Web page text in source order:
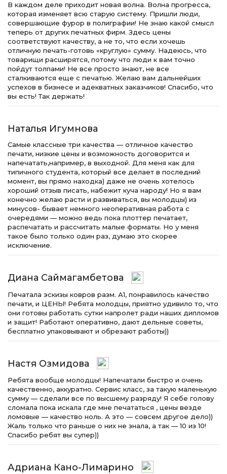
В каждом деле приходит новая волна. Волна прогресса,
которая изменяет всю старую систему. Пришли люди,
совершающие фурор в полиграфии! Не знаю какой смысл
теперь от других печатных фирм. Здесь цены
соответствуют качеству, а не то, что если хочешь
отличную печать-готовь «круглую» сумму. Надеюсь, что
товарищи расширятся, потому что люди к вам точно
пойдут толпами! Не все просто знают, не все
сталкиваются еще с печатью. Желаю вам дальнейших
успехов в бизнесе и адекватных заказчиков! Спасибо, что
вы есть! Так держать!
Наталья Игумнова
Самые классные три качества — отличное качество
печати, низкие цены и возможность договорится и
напечатать,например, в выходной. Для меня как для
типичного студента, который все делает в последний
момент, вы прямо находка) даже не очень хотелось
хороший отзыв писать, набежит куча народу! Но я вам
конечно желаю расти и развиваться, вы молодцы) из
минусов- бывает немного неоперативная работа с
очередями — можно ведь пока плоттер печатает,
распечатать и рассчитать малые форматы. Но у меня
такое было только один раз, думаю это скорее
исключение.
Диана Саймагамбетова
Печатала эскизы ковров разм. А1, понравилось качество
печати, и ЦЕНЫ! Ребята молодцы, приятно удивило то, что
они готовы работать сутки напролет ради наших дипломов
и защит! Работают оперативно, дают дельные советы,
бесплатно упаковывают и обрезают работы))
Настя Озмидова
Ребята вообще молодцы! Напечатали быстро и очень
качественно, аккуратно. Сервис класс, за такую маленькую
сумму — сделали все по высшему разряду! Я себе голову
сломала пока искала где мне печататься , цены везде
ломовые — качество ноль. А это — совсем другое дело))
Жаль только что раньше о них не знала, а так — 10 из 10!
Спасибо ребят вы супер))
Адриана Кано-Лимарино